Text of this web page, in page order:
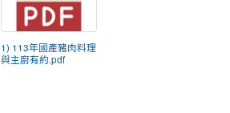
1) 113年國產豬肉料理
與主廚有約.pdf